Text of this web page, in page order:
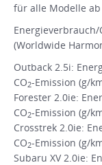
für alle Modelle ab
Energieverbrauch/
(Worldwide
Outback 2.5i:
CO2-Emission (g/
Forester 2.0ie:
CO2-Emission (g/
Crosstrek 2.0ie:
CO2-Emission (g/
Subaru XV 2.0ie: